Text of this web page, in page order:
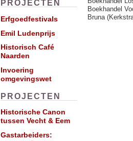
Boekhandel
Bruna
PROJECTEN
Erfgoedfestivals
Emil Ludenprijs
Historisch Café
Naarden
Invoering
omgevingswet
PROJECTEN
Historische Canon
tussen Vecht & Eem
Gastarbeiders: